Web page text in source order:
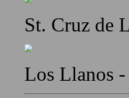
St. Cruz de
Los Llanos